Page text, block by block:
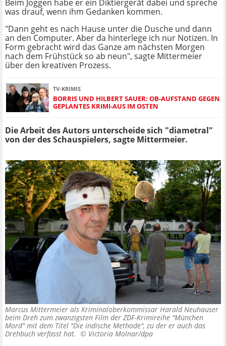
Beim Joggen habe er ein Diktiergerät dabei und spreche
was drauf, wenn ihm Gedanken kommen.
"Dann geht es nach Hause unter die Dusche und dann
an den Computer. Aber da hinterlege ich nur Notizen. In
Form gebracht wird das Ganze am nächsten Morgen
nach dem Frühstück so ab neun", sagte Mittermeier
über den kreativen Prozess.
TV-KRIMIS
BORRIS UND HILBERT SAUER: OB-AUFSTAND GEGEN
GEPLANTES KRIMI-AUS IM OSTEN
Die Arbeit des Autors unterscheide sich "diametral"
von der des Schauspielers, sagte Mittermeier.
Marcus Mittermeier als Kriminaloberkommissar Harald Neuhauser
beim Dreh zum zwanzigsten Film der ZDF-Krimireihe "München
Mord" mit dem Titel "Die indische Methode", zu der er auch das
Drehbuch verfasst hat. © Victoria Molnar/dpa